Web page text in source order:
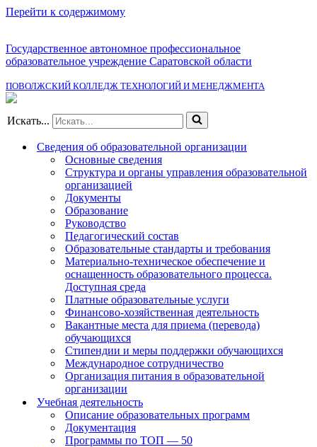
Перейти к содержимому
Государственное автономное профессиональное
образовательное учреждение Саратовской области
ПОВОЛЖСКИЙ КОЛЛЕДЖ ТЕХНОЛОГИЙ И МЕНЕДЖМЕНТА
Искать...
Сведения об образовательной организации
Основные сведения
Структура и органы управления образовательной
организацией
Документы
Образование
Руководство
Педагогический состав
Образовательные стандарты и требования
Материально-техническое обеспечение и
оснащенность образовательного процесса.
Доступная среда
Платные образовательные услуги
Финансово-хозяйственная деятельность
Вакантные места для приема (перевода)
обучающихся
Стипендии и меры поддержки обучающихся
Международное сотрудничество
Организация питания в образовательной
организации
Учебная деятельность
Описание образовательных программ
Документация
Программы по ТОП — 50